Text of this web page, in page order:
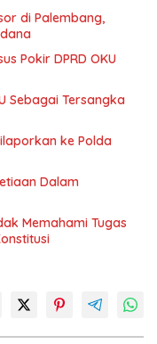
di Palembang,
Pokir DPRD OKU
Sebagai Tersangka
ke Polda
Dalam
Memahami Tugas